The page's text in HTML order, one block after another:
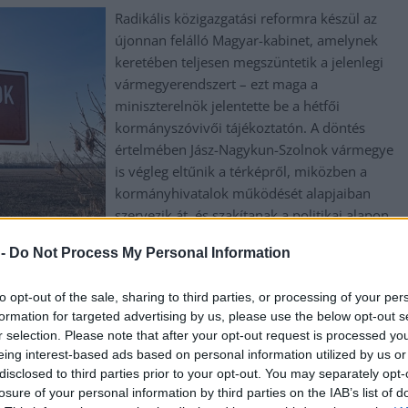
Do Not Process My Personal Information
opt-out of the sale, sharing to third parties, or processing of your
for targeted advertising by us, please use the below opt-out
selection. Please note that after your opt-out request is processed
interest-based ads based on personal information utilized by us
to third parties prior to your opt-out. You may separately
of your personal information by third parties on the IAB’s list of
Radikális közigazgatási reformra készül az
újonnan felálló Magyar-kabinet, amelynek
keretében teljesen megszüntetik a jelenlegi
vármegyerendszert – ezt maga a
miniszterelnök jelentette be a hétfői
kormányszóvivői tájékoztatón. A döntés
értelmében Jász-Nagykun-Szolnok vármegye
is végleg eltűnik a térképről, miközben a
kormányhivatalok működését alapjaiban
szervezik át, és szakítanak a politikai alapon
darabig marad a magas hőmérséklet